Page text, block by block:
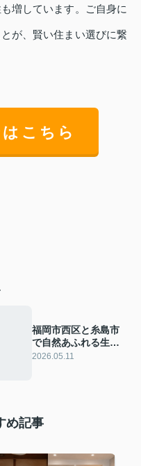
増しています。ご自身に
が、賢い住まい選びに繋
こちら
福岡市西区と糸島市
で自然あふれる生活
とは？心身の生活影
2026.05.11
め記事